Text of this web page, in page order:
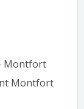
Montfort
Montfort